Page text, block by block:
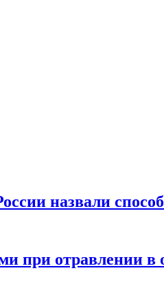
назвали
при отравлении в